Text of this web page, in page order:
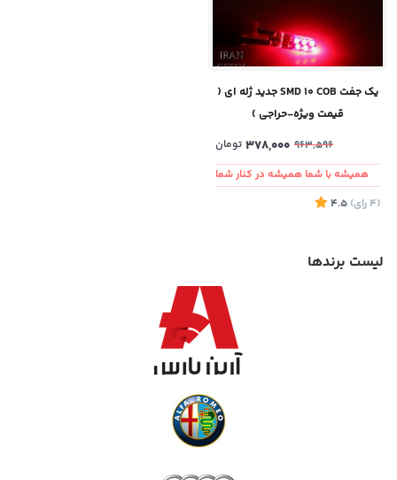
یک جفت SMD 10 COB جدید ژله ای (
قیمت ویژه-حراجی )
963,596
378,000 تومان
همیشه با شما همیشه در کنار شما
(4
رای)
4.5
لیست برندها